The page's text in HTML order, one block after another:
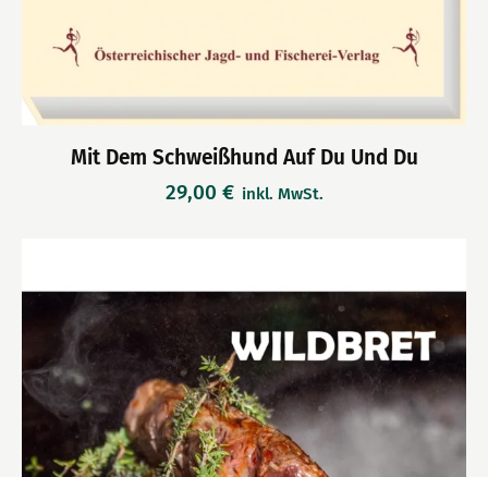
Mit Dem Schweißhund Auf Du Und Du
29,00 € inkl. MwSt.